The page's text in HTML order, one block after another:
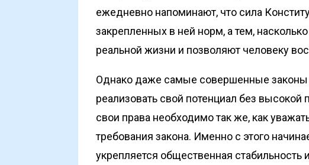
ежедневно напоминают, что сила
закрепленных в ней норм, а тем,
реальной жизни и позволяют человеку
Однако даже самые совершенные законы
реализовать свой потенциал без высокой
свои права необходимо так же, как
требования закона. Именно с этого
укрепляется общественная